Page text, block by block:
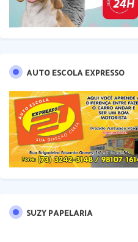
AUTO ESCOLA EXPRESSO
SUZY PAPELARIA